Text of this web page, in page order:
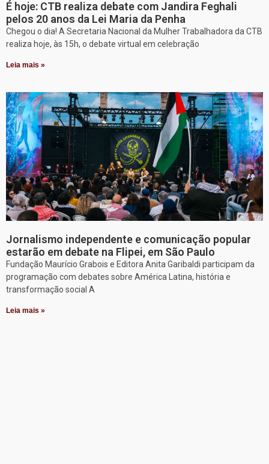
É hoje: CTB realiza debate com Jandira Feghali
pelos 20 anos da Lei Maria da Penha
Chegou o dia! A Secretaria Nacional da Mulher Trabalhadora da CTB
realiza hoje, às 15h, o debate virtual em celebração
Leia mais »
Jornalismo independente e comunicação popular
estarão em debate na Flipei, em São Paulo
Fundação Maurício Grabois e Editora Anita Garibaldi participam da
programação com debates sobre América Latina, história e
transformação social A
Leia mais »